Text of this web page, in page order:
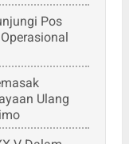
Pos
Ulang